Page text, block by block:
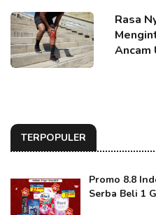
Rasa
Ancam
TERPOPULER
Promo 8.8
Serba Beli 1